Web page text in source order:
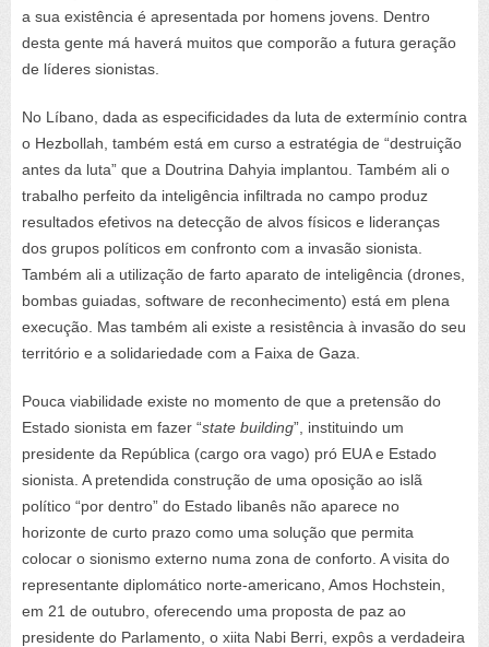
a sua existência é apresentada por homens jovens. Dentro
desta gente má haverá muitos que comporão a futura geração
de líderes sionistas.
No Líbano, dada as especificidades da luta de extermínio contra
o Hezbollah, também está em curso a estratégia de “destruição
antes da luta” que a Doutrina Dahyia implantou. Também ali o
trabalho perfeito da inteligência infiltrada no campo produz
resultados efetivos na detecção de alvos físicos e lideranças
dos grupos políticos em confronto com a invasão sionista.
Também ali a utilização de farto aparato de inteligência (drones,
bombas guiadas, software de reconhecimento) está em plena
execução. Mas também ali existe a resistência à invasão do seu
território e a solidariedade com a Faixa de Gaza.
Pouca viabilidade existe no momento de que a pretensão do
Estado sionista em fazer “state building”, instituindo um
presidente da República (cargo ora vago) pró EUA e Estado
sionista. A pretendida construção de uma oposição ao islã
político “por dentro” do Estado libanês não aparece no
horizonte de curto prazo como uma solução que permita
colocar o sionismo externo numa zona de conforto. A visita do
representante diplomático norte-americano, Amos Hochstein,
em 21 de outubro, oferecendo uma proposta de paz ao
presidente do Parlamento, o xiita Nabi Berri, expôs a verdadeira